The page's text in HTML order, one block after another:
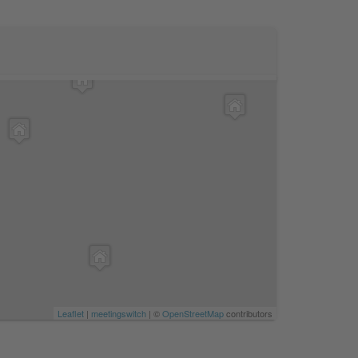
Leaflet | meetingswitch | ©OpenStreetMapcontributors